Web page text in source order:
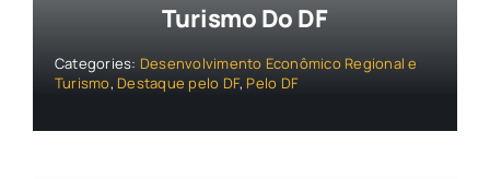
Turismo Do DF
Categories: Desenvolvimento Econômico Regional e
Turismo, Destaque pelo DF, Pelo DF